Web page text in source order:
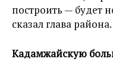
построить — будет
сказал глава района.
Кадамжайскую